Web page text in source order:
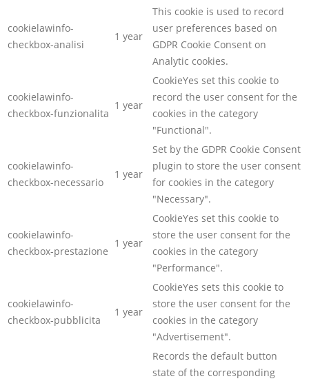
cookielawinfo-
checkbox-analisi
1 year
This cookie is used to record
user preferences based on
GDPR Cookie Consent on
Analytic cookies.
cookielawinfo-
checkbox-funzionalita
1 year
CookieYes set this cookie to
record the user consent for the
cookies in the category
"Functional".
cookielawinfo-
checkbox-necessario
1 year
Set by the GDPR Cookie Consent
plugin to store the user consent
for cookies in the category
"Necessary".
cookielawinfo-
checkbox-prestazione
1 year
CookieYes set this cookie to
store the user consent for the
cookies in the category
"Performance".
cookielawinfo-
checkbox-pubblicita
1 year
CookieYes sets this cookie to
store the user consent for the
cookies in the category
"Advertisement".
Records the default button
state of the corresponding